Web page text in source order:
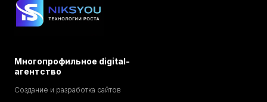
Многопрофильное digital-
агентство
Создание и разработка сайтов